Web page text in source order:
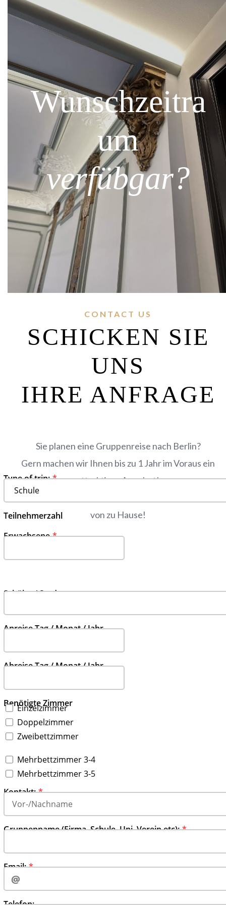
Wunschzeitra
um
verfübgar?
CONTACT US
SCHICKEN SIE
UNS
IHRE ANFRAGE
Sie planen eine Gruppenreise nach Berlin?
Gern machen wir Ihnen bis zu 1 Jahr im Voraus ein
attraktives Angebot!
von zu Hause!
Type of trip:‍‍‍
Teilnehmerzahl
Erwachsene
Schüler / Studenten
Anreise Tag / Monat / Jahr
Abreise Tag / Monat / Jahr
Benötigte Zimmer
Einzelzimmer
Doppelzimmer
Zweibettzimmer
Mehrbettzimmer 3-4
Mehrbettzimmer 3-5
‍‍‍‍‍‍‍‍‍‍‍‍‍‍‍‍‍‍‍‍‍‍‍‍‍‍‍‍‍‍‍‍‍‍‍‍‍‍‍‍‍‍‍‍‍‍‍‍‍‍‍‍‍‍Kontakt:
Gruppenn‍‍‍ame (Firma, Schule, Uni, Verein etc):
Email:‍‍‍